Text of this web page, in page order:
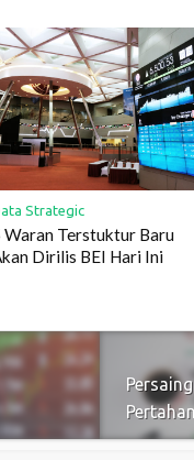
Strategic
Waran Terstuktur Baru
Dirilis BEI Hari Ini